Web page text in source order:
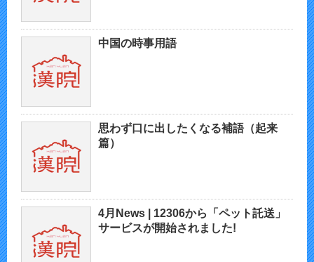
中国の時事用語
思わず口に出したくなる補語（起来
篇）
4月News | 12306から「ペット託送」
サービスが開始されました!